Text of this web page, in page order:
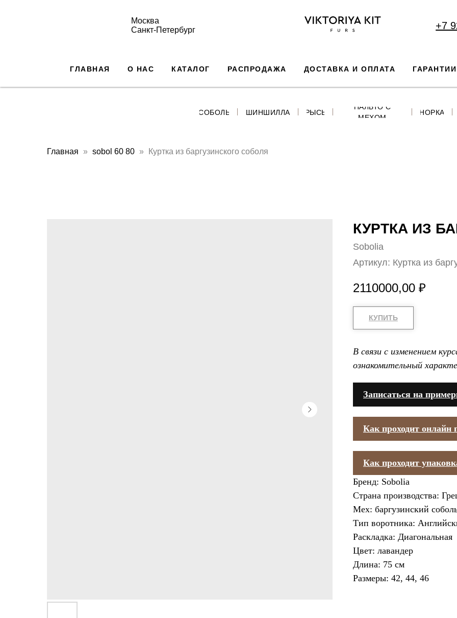
Москва
Санкт-Петербург
+7
ГЛАВНАЯ О НАС КАТАЛОГ РАСПРОДАЖА ДОСТАВКА И ОПЛАТА ГАРАНТИИ
СОБОЛЬ ШИНШИЛЛА РЫСЬ
ПАЛЬТО С
МЕХОМ
НОРКА
Главная sobol 60 80 Куртка из баргузинского соболя
КУРТКА ИЗ
Sobolia
Артикул: Куртка из
2110000,00 ₽
КУПИТЬ
В связи с изменением
ознакомительный
Записаться на
Как проходит онлайн
Как проходит
Бренд: Sobolia
Страна производства:
Мех: баргузинский
Тип воротника:
Раскладка: Диагональная
Цвет: лавандер
Длина: 75 см
Размеры: 42, 44, 46